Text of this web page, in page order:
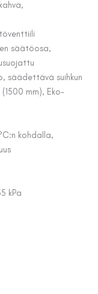
säätöosa,
säädettävä suihkun
mm), Eko-
kohdalla,
kPa